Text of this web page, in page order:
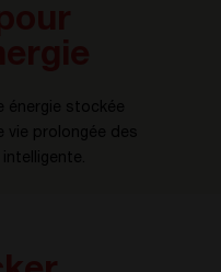
énergie stockée
prolongée des